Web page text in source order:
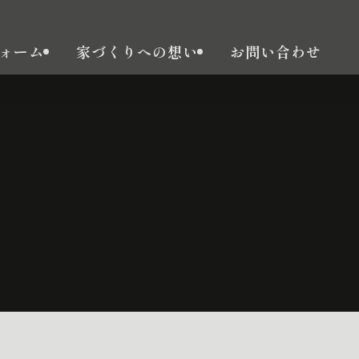
ーム 家づくりへの想い お問い合わせ